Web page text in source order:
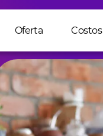
Oferta Costos